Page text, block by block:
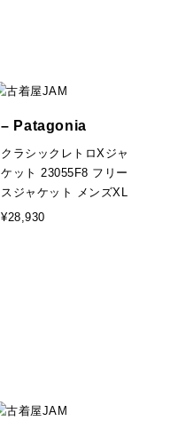
– Patagonia
クラシックレトロXジャ
ケット 23055F8 フリー
スジャケット メンズXL
¥28,930